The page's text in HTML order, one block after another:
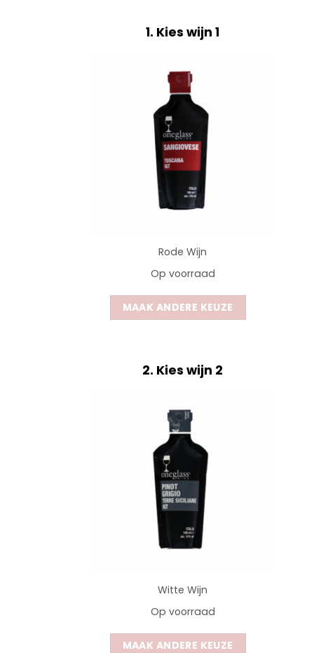
1 Kies wijn 1
Rode Wijn
Op voorraad
MAAK ANDERE KEUZE
2 Kies wijn 2
Witte Wijn
Op voorraad
MAAK ANDERE KEUZE